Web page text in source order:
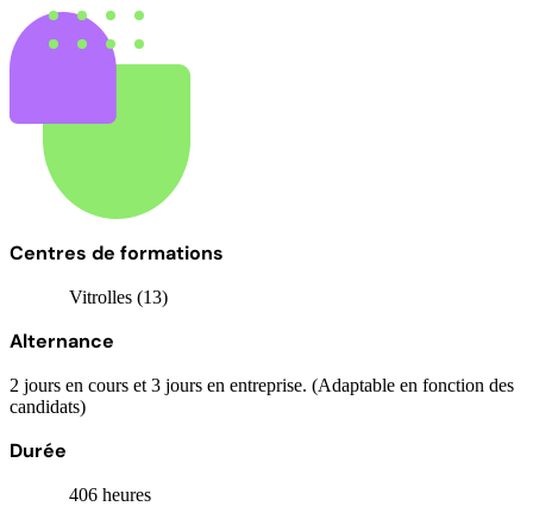
Centres de formations
Vitrolles (13)
Alternance
2 jours en cours et 3 jours en entreprise. (Adaptable en fonction des
candidats)
Durée
406 heures